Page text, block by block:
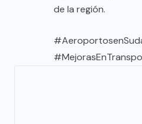
de la región.